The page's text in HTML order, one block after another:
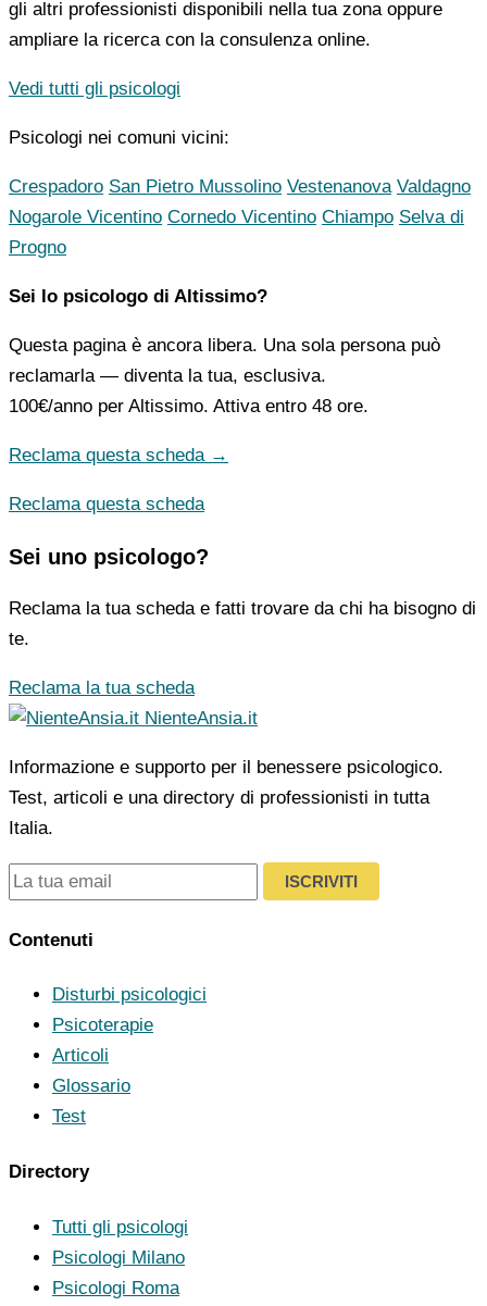
gli altri professionisti disponibili nella tua zona oppure
ampliare la ricerca con la consulenza online.
Vedi tutti gli psicologi
Psicologi nei comuni vicini:
Crespadoro San Pietro Mussolino Vestenanova Valdagno
Nogarole Vicentino Cornedo Vicentino Chiampo Selva di
Progno
Sei lo psicologo di Altissimo?
Questa pagina è ancora libera. Una sola persona può
reclamarla — diventa la tua, esclusiva.
100€/anno per Altissimo. Attiva entro 48 ore.
Reclama questa scheda →
Reclama questa scheda
Sei uno psicologo?
Reclama la tua scheda e fatti trovare da chi ha bisogno di
te.
Reclama la tua scheda
NienteAnsia.it
Informazione e supporto per il benessere psicologico.
Test, articoli e una directory di professionisti in tutta
Italia.
ISCRIVITI
Contenuti
Disturbi psicologici
Psicoterapie
Articoli
Glossario
Test
Directory
Tutti gli psicologi
Psicologi Milano
Psicologi Roma